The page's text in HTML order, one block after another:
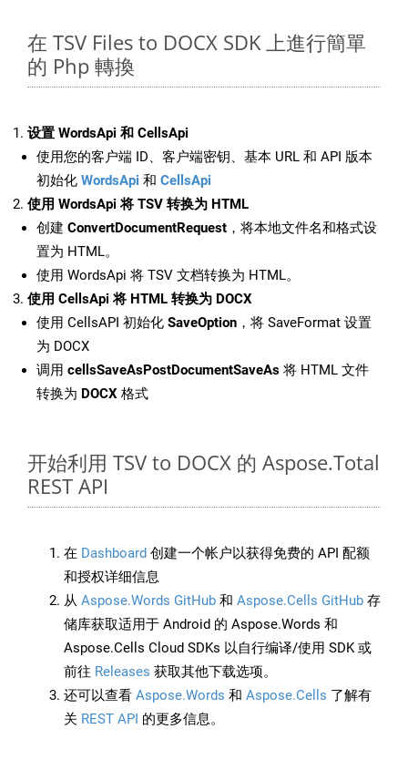
在 TSV Files to DOCX SDK 上進行簡單
的 Php 轉換
设置 WordsApi 和 CellsApi
使用您的客户端 ID、客户端密钥、基本 URL 和 API 版本
初始化 WordsApi 和 CellsApi
使用 WordsApi 将 TSV 转换为 HTML
创建 ConvertDocumentRequest ，将本地文件名和格式设
置为 HTML。
使用 WordsApi 将 TSV 文档转换为 HTML。
使用 CellsApi 将 HTML 转换为 DOCX
使用 CellsAPI 初始化 SaveOption ，将 SaveFormat 设置
为 DOCX
调用 cellsSaveAsPostDocumentSaveAs 将 HTML 文件
转换为 DOCX 格式
开始利用 TSV to DOCX 的 Aspose.Total
REST API
在 Dashboard 创建一个帐户以获得免费的 API 配额
和授权详细信息
从 Aspose.Words GitHub 和 Aspose.Cells GitHub 存
储库获取适用于 Android 的 Aspose.Words 和
Aspose.Cells Cloud SDKs 以自行编译/使用 SDK 或
前往 Releases 获取其他下载选项。
还可以查看 Aspose.Words 和 Aspose.Cells 了解有
关 REST API 的更多信息。